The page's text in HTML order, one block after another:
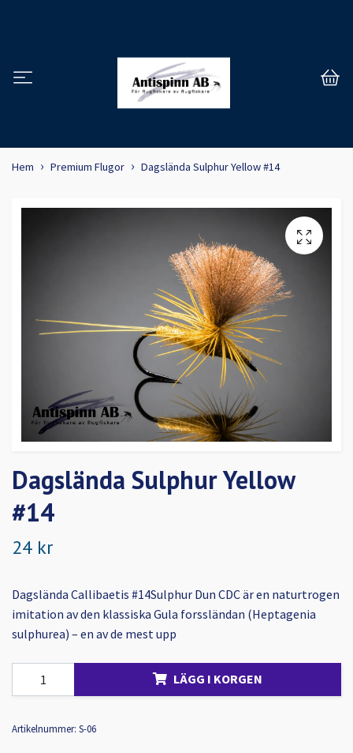
Hem Premium Flugor Dagslända Sulphur Yellow #14
Dagslända Sulphur Yellow
#14
24 kr
Dagslända Callibaetis #14Sulphur Dun CDC är en naturtrogen
imitation av den klassiska Gula forssländan (Heptagenia
sulphurea) – en av de mest upp
LÄGG I KORGEN
Artikelnummer: S-06